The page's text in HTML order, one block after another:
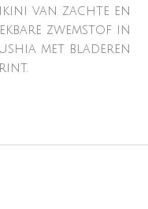
van zachte en
zwemstof in
met bladeren